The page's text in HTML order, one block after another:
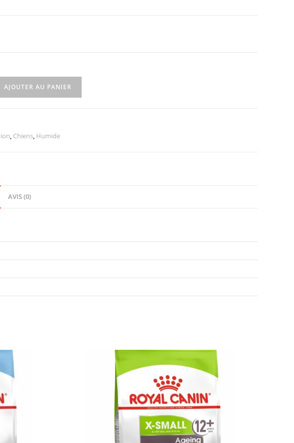
AJOUTER AU PANIER
, Chiens, Humide
AVIS (0)